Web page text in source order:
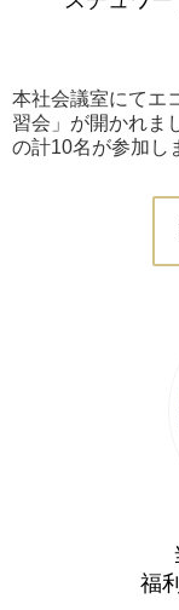
本社会議室にてエ
習会」が開かれま
の計10名が参加し
福